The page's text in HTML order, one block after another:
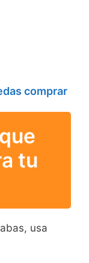
comprar
tu
usa